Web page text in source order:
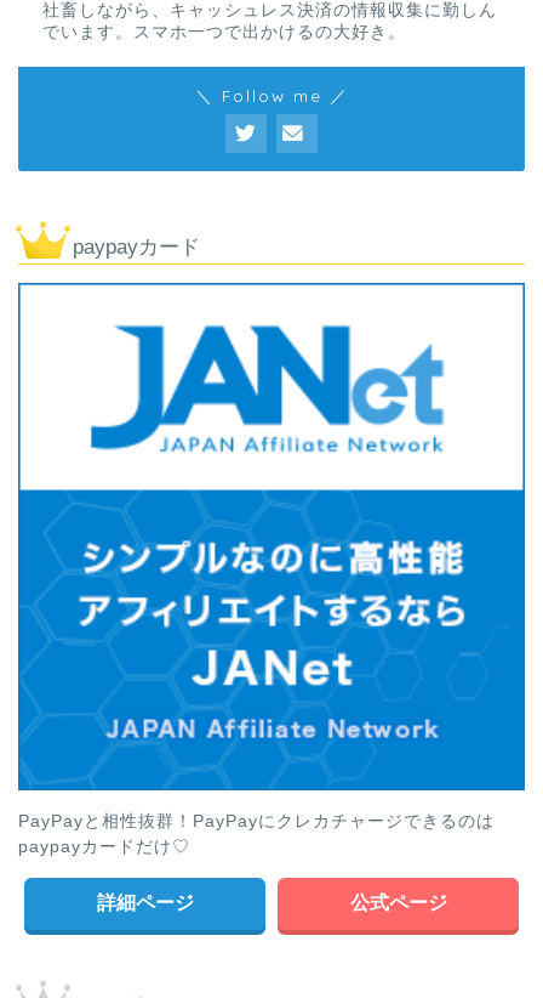
社畜しながら、キャッシュレス決済の情報収集に勤しん
でいます。スマホ一つで出かけるの大好き。
＼ Follow me ／
paypayカード
PayPayと相性抜群！PayPayにクレカチャージできるのは
paypayカードだけ♡
詳細ページ 公式ページ